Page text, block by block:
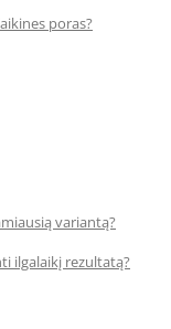
poras?
variantą?
ilgalaikį rezultatą?